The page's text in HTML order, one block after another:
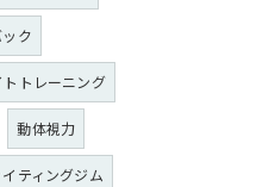
ク
トトレーニング
動体視力
ティングジム